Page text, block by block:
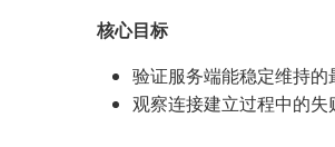
核心目标
验证服务端能稳定维持的
观察连接建立过程中的失